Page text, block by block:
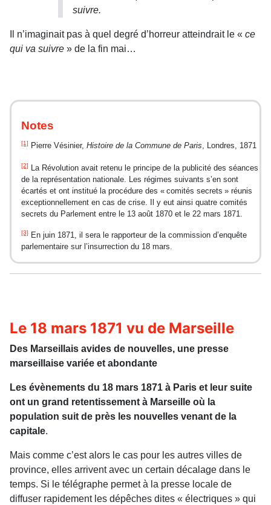
suivre.
Il n’imaginait pas à quel degré d’horreur atteindrait le « ce
qui va suivre » de la fin mai…
Notes
[1] Pierre Vésinier, Histoire de la Commune de Paris, Londres, 1871
[2]
La Révolution avait retenu le principe de la publicité des séances
de la représentation nationale. Les régimes suivants s’en sont
écartés et ont institué la procédure des « comités secrets » réunis
exceptionnellement en cas de crise. Il y eut ainsi quatre comités
secrets du Parlement entre le 13 août 1870 et le 22 mars 1871.
[3]
En juin 1871, il sera le rapporteur de la commission d’enquête
parlementaire sur l’insurrection du 18 mars.
Le 18 mars 1871 vu de Marseille
Des Marseillais avides de nouvelles, une presse
marseillaise variée et abondante
Les évènements du 18 mars 1871 à Paris et leur suite
ont un grand retentissement à Marseille où la
population suit de près les nouvelles venant de la
capitale.
Mais comme c’est alors le cas pour les autres villes de
province, elles arrivent avec un certain décalage dans le
temps. Si le télégraphe permet à la presse locale de
diffuser rapidement les dépêches dites « électriques » qui